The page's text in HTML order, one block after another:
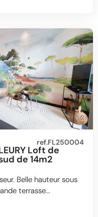
ref.FL250004
Loft de
de 14m2
Belle hauteur sous
terrasse...